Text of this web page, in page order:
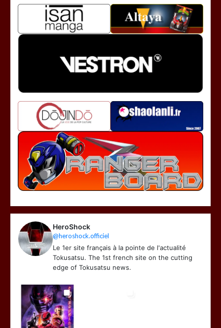
HeroShock
@heroshock.officiel
Le 1er site français à la pointe de l'actualité
Tokusatsu. The 1st french site on the cutting
edge of Tokusatsu news.